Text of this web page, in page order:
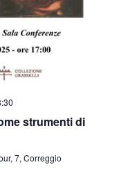
strumenti di
7, Correggio